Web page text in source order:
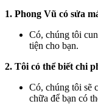
1. Phong Vũ có sửa
Có, chúng tôi
tiện cho bạn.
2. Tôi có thể biết chi
Có, chúng tôi sẽ
chữa để bạn có